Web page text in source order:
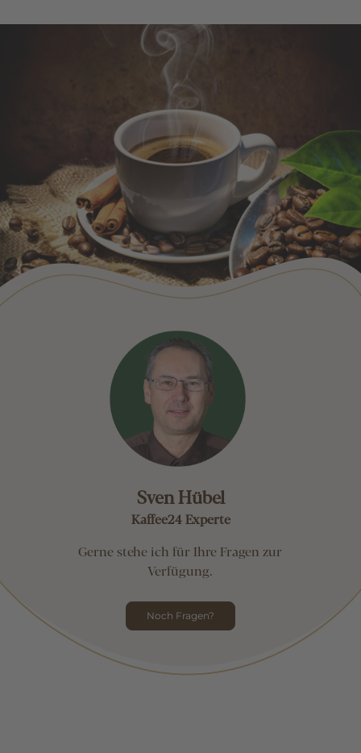
Sven Hübel
Kaffee24 Experte
Gerne stehe ich für Ihre Fragen zur
Verfügung.
Noch Fragen?